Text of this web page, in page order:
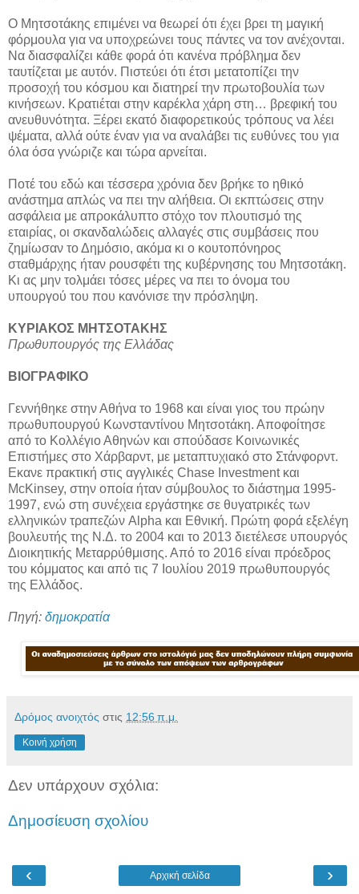
Ο Μητσοτάκης επιμένει να θεωρεί ότι έχει βρει τη μαγική
φόρμουλα για να υποχρεώνει τους πάντες να τον ανέχονται.
Να διασφαλίζει κάθε φορά ότι κανένα πρόβλημα δεν
ταυτίζεται με αυτόν. Πιστεύει ότι έτσι μετατοπίζει την
προσοχή του κόσμου και διατηρεί την πρωτοβουλία των
κινήσεων. Κρατιέται στην καρέκλα χάρη στη… βρεφική του
ανευθυνότητα. Ξέρει εκατό διαφορετικούς τρόπους να λέει
ψέματα, αλλά ούτε έναν για να αναλάβει τις ευθύνες του για
όλα όσα γνώριζε και τώρα αρνείται.
Ποτέ του εδώ και τέσσερα χρόνια δεν βρήκε το ηθικό
ανάστημα απλώς να πει την αλήθεια. Οι εκπτώσεις στην
ασφάλεια με απροκάλυπτο στόχο τον πλουτισμό της
εταιρίας, οι σκανδαλώδεις αλλαγές στις συμβάσεις που
ζημίωσαν το Δημόσιο, ακόμα κι ο κουτοπόνηρος
σταθμάρχης ήταν ρουσφέτι της κυβέρνησης του Μητσοτάκη.
Κι ας μην τολμάει τόσες μέρες να πει το όνομα του
υπουργού του που κανόνισε την πρόσληψη.
ΚΥΡΙΑΚΟΣ ΜΗΤΣΟΤΑΚΗΣ
Πρωθυπουργός της Ελλάδας
ΒΙΟΓΡΑΦΙΚΟ
Γεννήθηκε στην Αθήνα το 1968 και είναι γιος του πρώην
πρωθυπουργού Κωνσταντίνου Μητσοτάκη. Αποφοίτησε
από το Κολλέγιο Αθηνών και σπούδασε Κοινωνικές
Επιστήμες στο Χάρβαρντ, με μεταπτυχιακό στο Στάνφορντ.
Εκανε πρακτική στις αγγλικές Chase Investment και
McKinsey, στην οποία ήταν σύμβουλος το διάστημα 1995-
1997, ενώ στη συνέχεια εργάστηκε σε θυγατρικές των
ελληνικών τραπεζών Alpha και Εθνική. Πρώτη φορά εξελέγη
βουλευτής της Ν.Δ. το 2004 και το 2013 διετέλεσε υπουργός
Διοικητικής Μεταρρύθμισης. Από το 2016 είναι πρόεδρος
του κόμματος και από τις 7 Ιουλίου 2019 πρωθυπουργός
της Ελλάδος.
Πηγή: δημοκρατία
Δρόμος ανοιχτός στις 12:56 π.μ.
Κοινή χρήση
Δεν υπάρχουν σχόλια:
Δημοσίευση σχολίου
‹ ›
Αρχική σελίδα